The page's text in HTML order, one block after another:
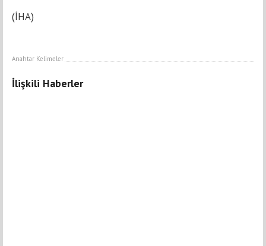
(İHA)
Anahtar Kelimeler
İlişkili Haberler